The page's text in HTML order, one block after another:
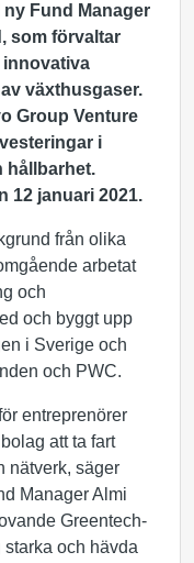
Fund Manager
som förvaltar
innovativa
växthusgaser.
Group Venture
i
hållbarhet.
12 januari 2021.
från olika
arbetat
och
och byggt upp
i Sverige och
och PWC.
entreprenörer
att ta fart
nätverk, säger
Manager Almi
Greentech-
och hävda